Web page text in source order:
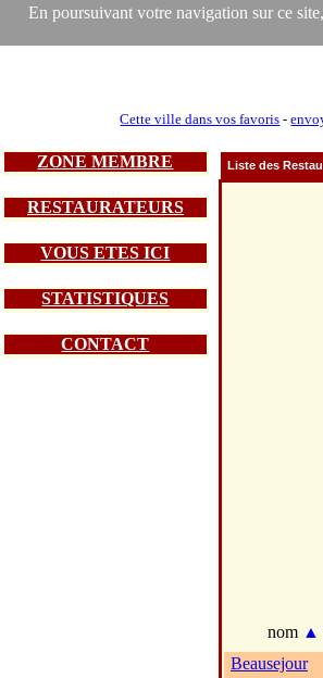
En poursuivant votre navigation sur ce
Cette ville dans vos favoris -
ZONE MEMBRE
RESTAURATEURS
VOUS ETES ICI
STATISTIQUES
CONTACT
Liste des
nom ▲
Beausejour